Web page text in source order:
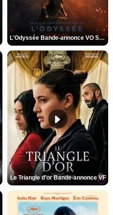
L'Odyssée Bande-annonce VO STFR
Le Triangle d'or Bande-annonce VF